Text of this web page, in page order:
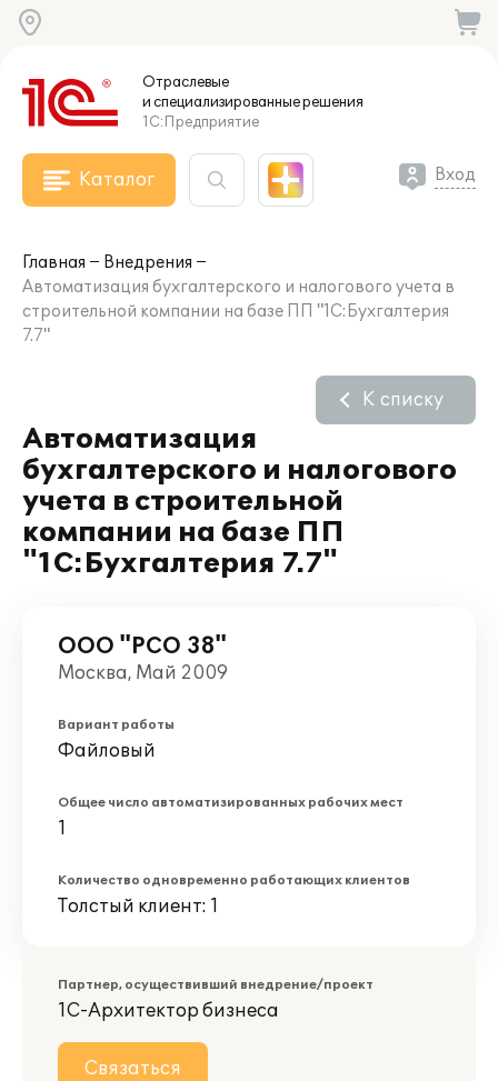
Отраслевые
и специализированныерешения
1С:Предприятие
Каталог Вход
Главная
Внедрения
Автоматизация бухгалтерского и налогового учета в
строительной компании на базе ПП "1С:Бухгалтерия
7.7"
Автоматизация
бухгалтерского и налогового
учета в строительной
компании на базе ПП
"1С:Бухгалтерия 7.7"
К списку
ООО "РСО 38"
Москва, Май 2009
Вариант работы
Файловый
Общее число автоматизированных рабочих мест
1
Количество одновременно работающих клиентов
Толстый клиент: 1
Партнер, осуществивший внедрение/проект
1С-Архитектор бизнеса
Связаться